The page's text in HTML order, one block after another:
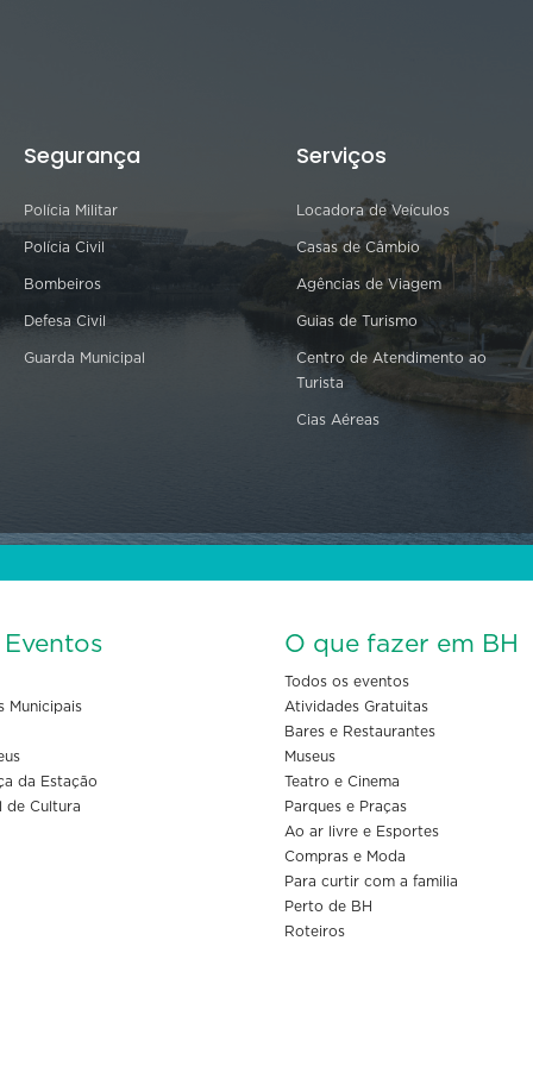
Segurança
Polícia Militar
Polícia Civil
Bombeiros
Defesa Civil
Guarda Municipal
Serviços
Locadora de Veículos
Casas de Câmbio
Agências de Viagem
Guias de Turismo
Centro de Atendimento ao
Turista
Cias Aéreas
Municipais
da Estação
de Cultura
O que fazer em BH
Todos os eventos
Atividades Gratuitas
Bares e Restaurantes
Museus
Teatro e Cinema
Parques e Praças
Ao ar livre e Esportes
Compras e Moda
Para curtir com a familia
Perto de BH
Roteiros